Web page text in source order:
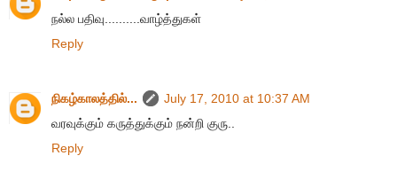
நல்ல பதிவு..........வாழ்த்துகள்
Reply
நிகழ்காலத்தில்...
July 17, 2010 at 10:37 AM
வரவுக்கும் கருத்துக்கும் நன்றி குரு..
Reply